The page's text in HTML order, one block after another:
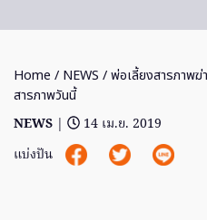
Home / NEWS / พ่อเลี้ยงสารภาพฆ่
สารภาพวันนี้
NEWS |
14 เม.ย. 2019
แบ่งปัน